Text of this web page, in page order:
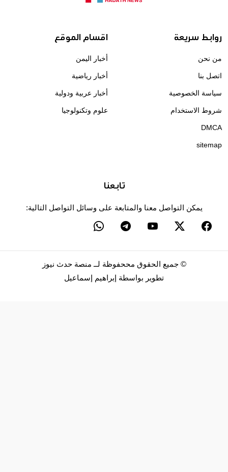
روابط سريعة
من نحن
اتصل بنا
سياسة الخصوصية
شروط الاستخدام
DMCA
sitemap
اقسام الموقع
أخبار اليمن
أخبار رياضية
أخبار عربية ودولية
علوم وتكنولوجيا
تابعنا
يمكن التواصل معنا والمتابعة على وسائل التواصل التالية:
© جميع الحقوق مححفوظة لــ منصة حدث نيوز
تطوير بواسطة إبراهيم إسماعيل